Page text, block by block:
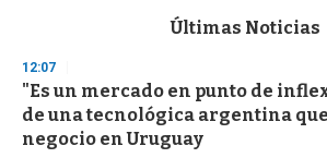
d
s
o
f
3
Últimas Noticias
12:07
"Es un mercado en punto de
de una tecnológica argentina
negocio en Uruguay